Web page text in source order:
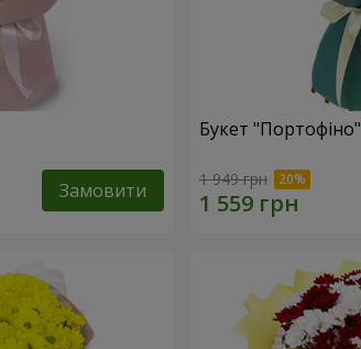
Замовити
Букет "Портофіно"
1 949 грн